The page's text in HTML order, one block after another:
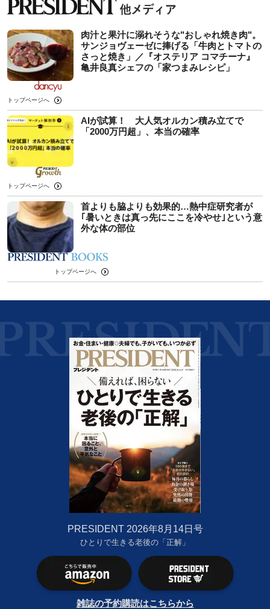
肉汁と果汁に溺れそうな"おしゃれ焼き肉"。
サンジョヴェーゼに捧げる「牛肉とトマトの
さっと焼き」／『オステリア コマチーナ』
亀井良真シェフの「家つまみレシピ」
トップページへ
AIが試算！ 大人気オルカン積み立てで
「2000万円超」、本当の確率
トップページへ
首よりも脇よりも効果的…熱中症研究者が
｢暑いときは真っ先にここを冷やせ｣という意
外な体の部位
トップページへ
PRESIDENT 2026年8月14日号
ひとりで生きる老後の「正解」
雑誌の予約購読はこちらから